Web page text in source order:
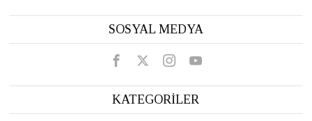
SOSYAL MEDYA
KATEGORİLER